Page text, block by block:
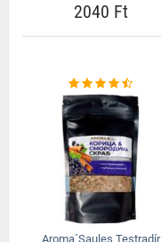
2040 Ft
Aroma´Saules Testradír